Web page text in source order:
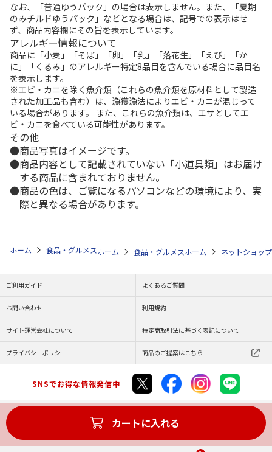
なお、「普通ゆうパック」の場合は表示しません。また、「夏期
のみチルドゆうパック」などとなる場合は、記号での表示はせ
ず、商品内容欄にその旨を表示しています。
アレルギー情報について
商品に「小麦」「そば」「卵」「乳」「落花生」「えび」「か
に」「くるみ」のアレルギー特定8品目を含んでいる場合に品目名
を表示します。
※エビ・カニを除く魚介類（これらの魚介類を原材料として製造
された加工品も含む）は、漁獲漁法によりエビ・カニが混じって
いる場合があります。 また、これらの魚介類は、エサとしてエ
ビ・カニを食べている可能性があります。
その他
商品写真はイメージです。
商品内容として記載されていない「小道具類」はお届け
する商品に含まれておりません。
商品の色は、ご覧になるパソコンなどの環境により、実
際と異なる場合があります。
カートに入れる
ホーム 食品・グルメストア 郵便局のカタログ 全国カレー祭り 第5
ホーム 食品・グルメストア 都道府県から探す
ホーム ネットショップ
ご利用ガイド よくあるご質問
お問い合わせ 利用規約
サイト運営会社について 特定商取引法に基づく表記について
プライバシーポリシー 商品のご提案はこちら
SNSでお得な情報発信中
Copyright (C) JAPAN POST Co.,Ltd. All Rights Reserved.